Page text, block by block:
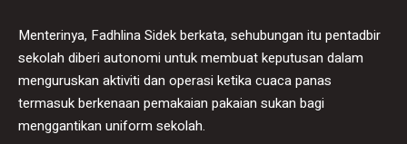
Menterinya, Fadhlina Sidek berkata, sehubungan itu pentadbir
sekolah diberi autonomi untuk membuat keputusan dalam
menguruskan aktiviti dan operasi ketika cuaca panas
termasuk berkenaan pemakaian pakaian sukan bagi
menggantikan uniform sekolah.